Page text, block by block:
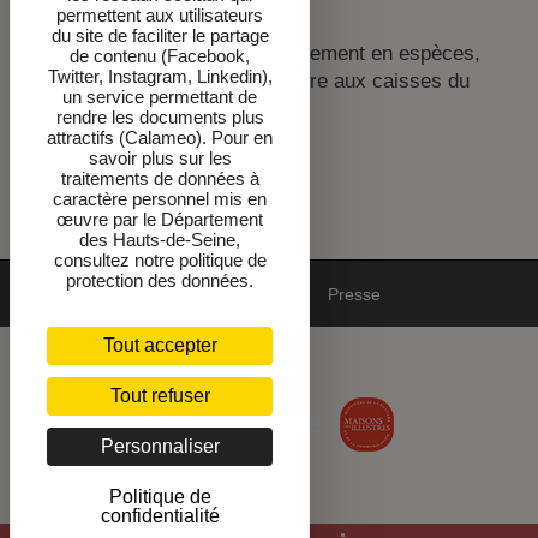
Moyens de paiement
Vous pouvez effectuer votre règlement en espèces,
carte bancaire ou chèque bancaire aux caisses du
musée.
Mentions Presse
Accessibilité : non conforme
permettent aux utilisateurs
du site de faciliter le partage
de contenu (Facebook,
Twitter, Instagram, Linkedin),
un service permettant de
rendre les documents plus
attractifs (Calameo). Pour en
savoir plus sur les
traitements de données à
caractère personnel mis en
œuvre par le Département
des Hauts-de-Seine,
consultez notre politique de
protection des données.
Tout accepter
Tout refuser
Personnaliser
Politique de
confidentialité